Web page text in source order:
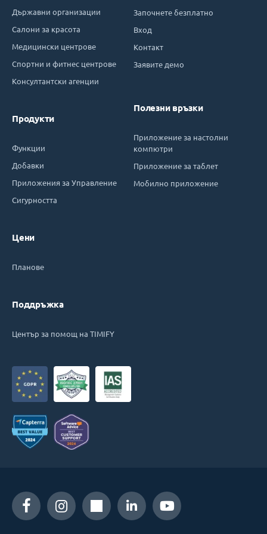
Държавни организации
Салони за красота
Медицински центрове
Спортни и фитнес центрове
Консултантски агенции
Продукти
Функции
Добавки
Приложения за Управление
Сигурността
Цени
Планове
Поддръжка
Център за помощ на TIMIFY
Започнете безплатно
Вход
Контакт
Заявите демо
Полезни връзки
Приложение за настолни
компютри
Приложение за таблет
Мобилно приложение